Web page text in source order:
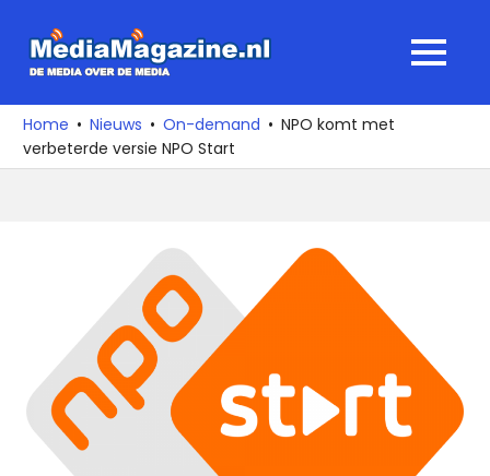
naar
media
over
de
MENU
Home Nieuws On-demand
NPO komt met
verbeterde versie NPO Start